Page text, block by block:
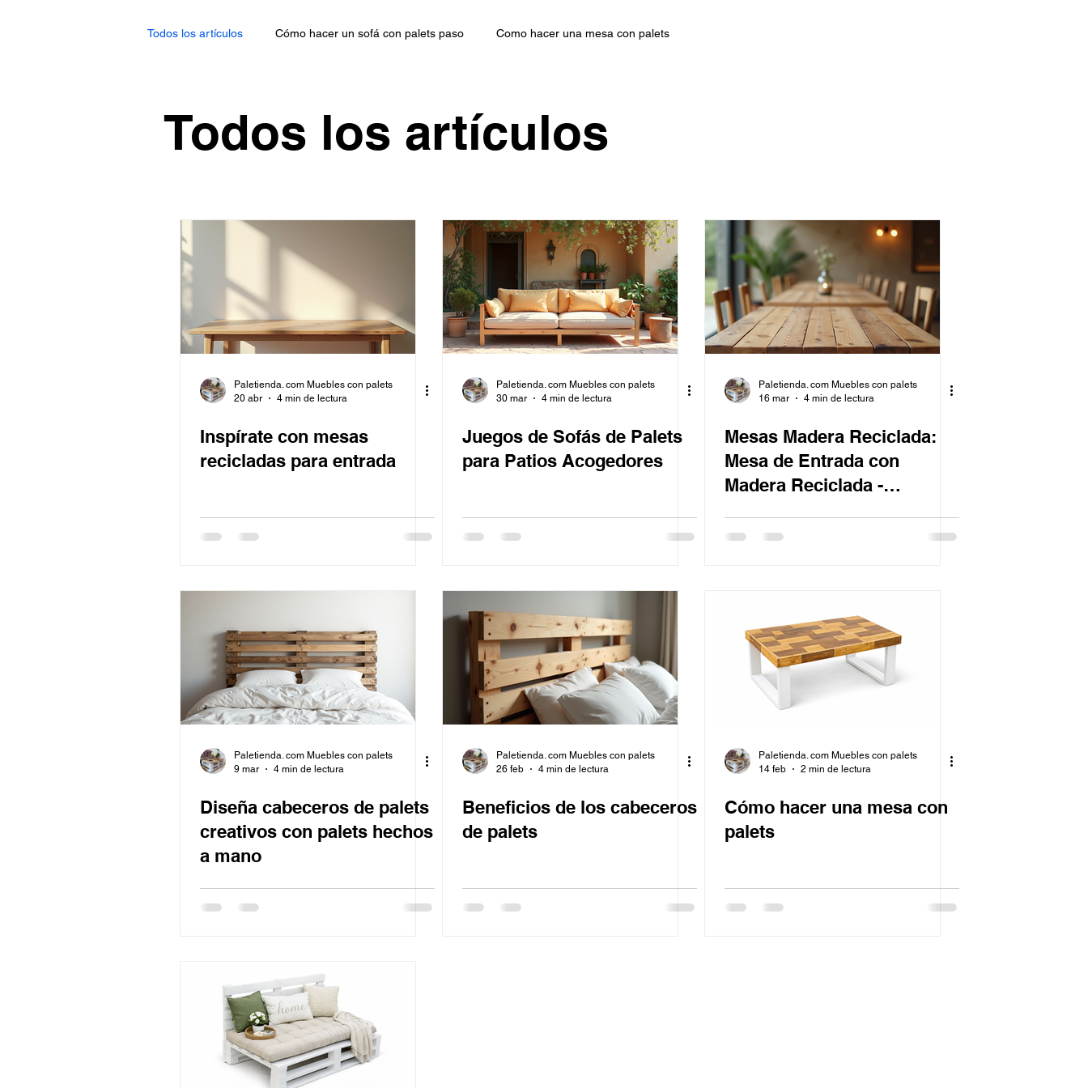
Todos los artículos Cómo hacer un sofá con palets paso Como hacer una mesa con palets
Todos los artículos
Paletienda. com Muebles con palets
20 abr
4 min de lectura
Inspírate con mesas
recicladas para entrada
Paletienda. com Muebles con palets
30 mar
4 min de lectura
Juegos de Sofás de Palets
para Patios Acogedores
Paletienda. com Muebles con palets
16 mar
4 min de lectura
Mesas Madera Reciclada:
Mesa de Entrada con
Madera Reciclada -
Paletienda. com Muebles con palets
9 mar
4 min de lectura
Diseña cabeceros de palets
creativos con palets hechos
a mano
Paletienda. com Muebles con palets
26 feb
4 min de lectura
Beneficios de los cabeceros
de palets
Paletienda. com Muebles con palets
14 feb
2 min de lectura
Cómo hacer una mesa con
palets